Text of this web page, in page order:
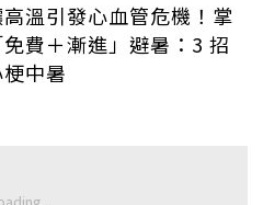
溫引發心血管危機！掌
費＋漸進」避暑：3 招
中暑